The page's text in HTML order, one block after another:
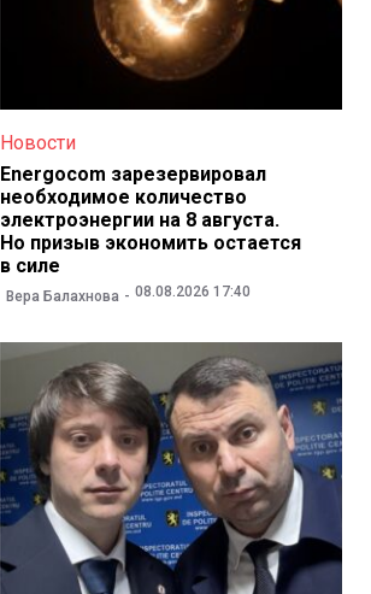
Новости
Energocom зарезервировал
необходимое количество
электроэнергии на 8 августа.
Но призыв экономить остается
в силе
Вера Балахнова 08.08.2026 17:40